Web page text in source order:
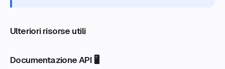
Ulteriori risorse utili
Documentazione API 🖥️